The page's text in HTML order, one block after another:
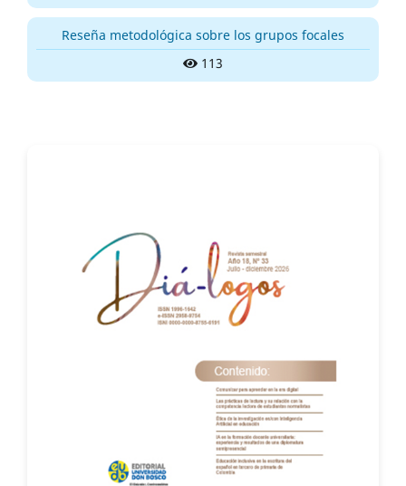
Reseña metodológica sobre los grupos focales
113